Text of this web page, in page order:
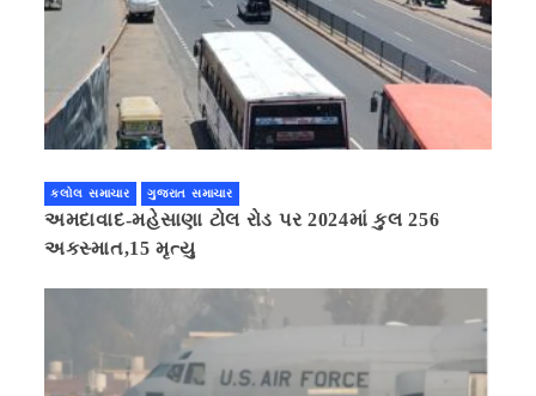
કલોલ સમાચાર ગુજરાત સમાચાર
અમદાવાદ-મહેસાણા ટોલ રોડ પર 2024માં કુલ 256
અકસ્માત,15 મૃત્યુ